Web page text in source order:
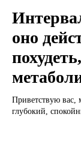
оно
Приветствую вас,
глубокий,